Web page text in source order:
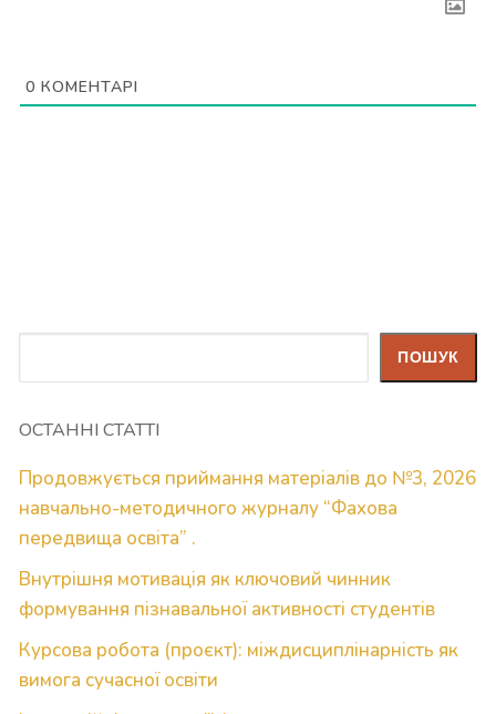
0 КОМЕНТАРІ
ПОШУК
ОСТАННІ СТАТТІ
Продовжується приймання матеріалів до №3, 2026
навчально-методичного журналу “Фахова
передвища освіта” .
Внутрішня мотивація як ключовий чинник
формування пізнавальної активності студентів
Курсова робота (проєкт): міждисциплінарність як
вимога сучасної освіти